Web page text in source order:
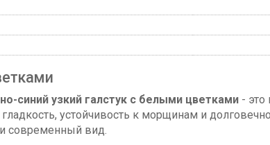
синий узкий галстук с белыми цветками - это
устойчивость к морщинам и
современный вид.